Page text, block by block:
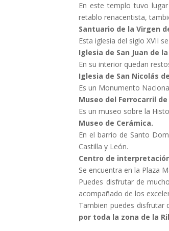
En este templo tuvo
retablo renacentista,
Santuario de la Virgen
Esta iglesia del siglo XVII
Iglesia de San Juan de
En su interior quedan
Iglesia de San Nicolás
Es un Monumento
Museo del Ferrocarril
Es un museo sobre la
Museo de Cerámica.
En el barrio de Santo
Castilla y León.
Centro de
Se encuentra en la Plaza
Puedes disfrutar de
acompañado de los
Tambien puedes disfrutar
por toda la zona de la